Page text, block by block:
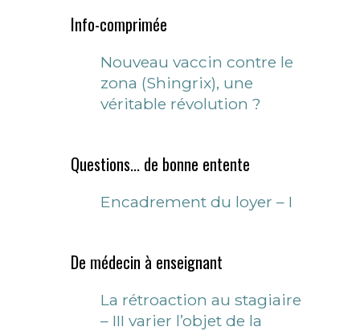
Info-comprimée
Nouveau vaccin contre le
zona (Shingrix), une
véritable révolution ?
Questions... de bonne entente
Encadrement du loyer – I
De médecin à enseignant
La rétroaction au stagiaire
– III varier l’objet de la